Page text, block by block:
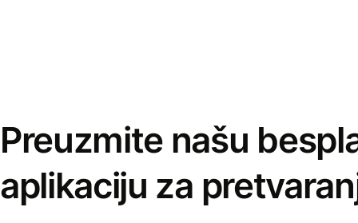
Preuzmite našu
aplikaciju za